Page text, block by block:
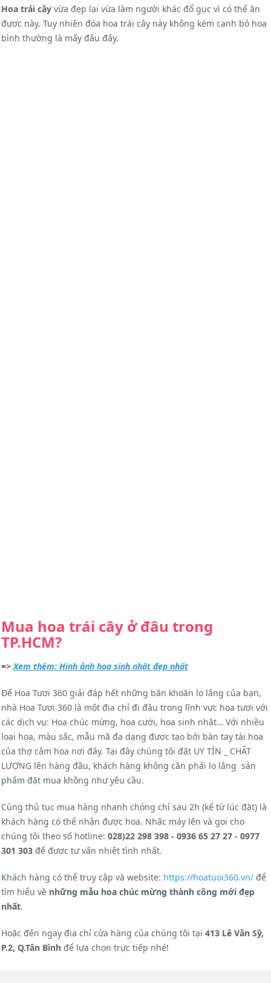
Hoa trái cây vừa đẹp lại vừa làm người khác đổ gục vì có thể ăn
được này. Tuy nhiên đóa hoa trái cây này không kém cạnh bó hoa
bình thường là mấy đâu đấy.
Mua hoa trái cây ở đâu trong
TP.HCM?
=>Xem thêm: Hình ảnh hoa sinh nhật đẹp nhất
Để Hoa Tươi 360 giải đáp hết những băn khoăn lo lắng của bạn,
nhà Hoa Tươi 360 là một địa chỉ đi đầu trong lĩnh vực hoa tươi với
các dịch vụ: Hoa chúc mừng, hoa cưới, hoa sinh nhật… Với nhiều
loại hoa, màu sắc, mẫu mã đa dạng được tạo bởi bàn tay tài hoa
của thợ cắm hoa nơi đây. Tại đây chúng tôi đặt UY TÍN _ CHẤT
LƯỢNG lên hàng đầu, khách hàng không cần phải lo lắng sản
phẩm đặt mua không như yêu cầu.
Cùng thủ tục mua hàng nhanh chóng chỉ sau 2h (kể từ lúc đặt) là
khách hàng có thể nhận được hoa. Nhấc máy lên và gọi cho
chúng tôi theo số hotline: 028)22 298 398 - 0936 65 27 27 - 0977
301 303 để được tư vấn nhiệt tình nhất.
Khách hàng có thể truy cập và website: https://hoatuoi360.vn/ để
tìm hiểu về những mẫu hoa chúc mừng thành công mới đẹp
nhất.
Hoặc đến ngay địa chỉ cửa hàng của chúng tôi tại 413 Lê Văn Sỹ,
P.2, Q.Tân Bình để lựa chọn trực tiếp nhé!